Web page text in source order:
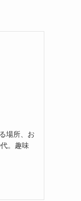
場所、お
。趣味